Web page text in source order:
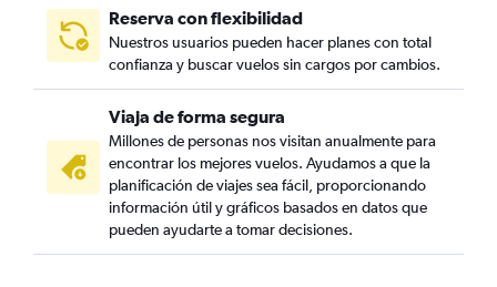
Reserva con flexibilidad
Nuestros usuarios pueden hacer planes con total
confianza y buscar vuelos sin cargos por cambios.
Viaja de forma segura
Millones de personas nos visitan anualmente para
encontrar los mejores vuelos. Ayudamos a que la
planificación de viajes sea fácil, proporcionando
información útil y gráficos basados en datos que
pueden ayudarte a tomar decisiones.